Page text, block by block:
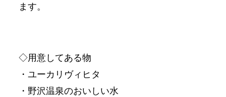
ます。
◇用意してある物
・ユーカリヴィヒタ
・野沢温泉のおいしい水